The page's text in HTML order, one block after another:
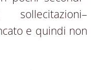
e quindi non